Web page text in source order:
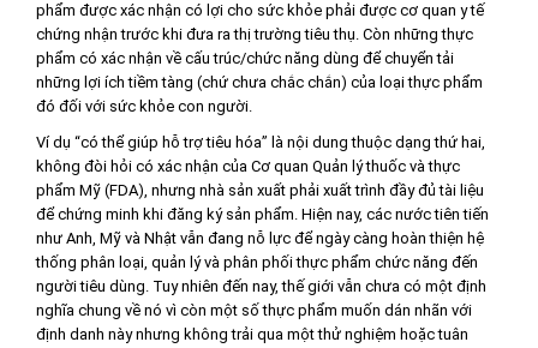
phẩm được xác nhận có lợi cho sức khỏe phải được cơ quan y tế
chứng nhận trước khi đưa ra thị trường tiêu thụ. Còn những thực
phẩm có xác nhận về cấu trúc/chức năng dùng để chuyển tải
những lợi ích tiềm tàng (chứ chưa chắc chắn) của loại thực phẩm
đó đối với sức khỏe con người.
Ví dụ “có thể giúp hỗ trợ tiêu hóa” là nội dung thuộc dạng thứ hai,
không đòi hỏi có xác nhận của Cơ quan Quản lý thuốc và thực
phẩm Mỹ (FDA), nhưng nhà sản xuất phải xuất trình đầy đủ tài liệu
để chứng minh khi đăng ký sản phẩm. Hiện nay, các nước tiên tiến
như Anh, Mỹ và Nhật vẫn đang nỗ lực để ngày càng hoàn thiện hệ
thống phân loại, quản lý và phân phối thực phẩm chức năng đến
người tiêu dùng. Tuy nhiên đến nay, thế giới vẫn chưa có một định
nghĩa chung về nó vì còn một số thực phẩm muốn dán nhãn với
định danh này nhưng không trải qua một thử nghiệm hoặc tuân